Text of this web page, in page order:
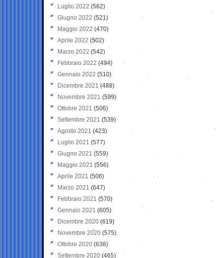
Luglio 2022 (562)
Giugno 2022 (521)
Maggio 2022 (470)
Aprile 2022 (502)
Marzo 2022 (542)
Febbraio 2022 (494)
Gennaio 2022 (510)
Dicembre 2021 (488)
Novembre 2021 (599)
Ottobre 2021 (506)
Settembre 2021 (539)
Agosto 2021 (423)
Luglio 2021 (577)
Giugno 2021(559)
Maggio 2021 (556)
Aprile 2021 (506)
Marzo 2021 (647)
Febbraio 2021 (570)
Gennaio 2021 (605)
Dicembre 2020 (619)
Novembre 2020 (575)
Ottobre 2020 (638)
Settembre 2020(465)